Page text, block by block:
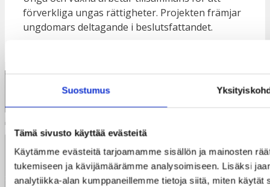
Suostumus
Tämä sivusto käyttää evästeitä
Käytämme evästeitä tarjoamamme sisällön ja mainosten
tukemiseen ja kävijämäärämme analysoimiseen. Lisäksi
analytiikka-alan kumppaneillemme tietoja siitä, miten
förverkliga ungas rättigheter. Projekten främjar
ungdomars deltagande i beslutsfattandet.
Taksvärkki ry
Dagsverke rf
Siltasaarenkatu 4, 7.krs